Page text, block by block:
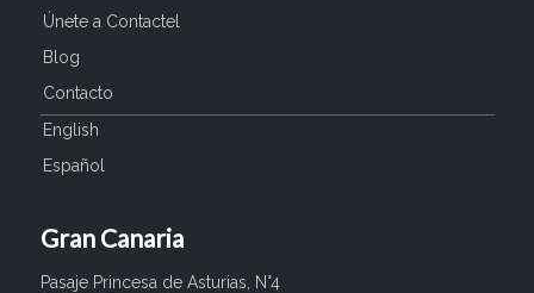
Únete a Contactel
Blog
Contacto
English
Español
Gran Canaria
Pasaje Princesa de Asturias, N°4